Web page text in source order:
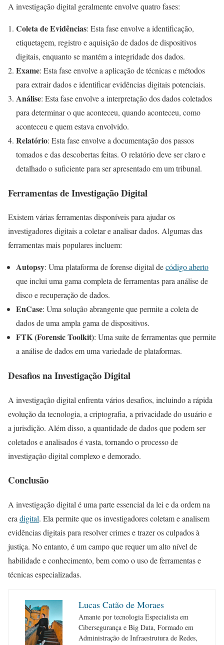
A investigação digital geralmente envolve quatro fases:
Coleta de Evidências: Esta fase envolve a identificação,
etiquetagem, registro e aquisição de dados de dispositivos
digitais, enquanto se mantém a integridade dos dados.
Exame: Esta fase envolve a aplicação de técnicas e métodos
para extrair dados e identificar evidências digitais potenciais.
Análise: Esta fase envolve a interpretação dos dados coletados
para determinar o que aconteceu, quando aconteceu, como
aconteceu e quem estava envolvido.
Relatório: Esta fase envolve a documentação dos passos
tomados e das descobertas feitas. O relatório deve ser claro e
detalhado o suficiente para ser apresentado em um tribunal.
Ferramentas de Investigação Digital
Existem várias ferramentas disponíveis para ajudar os
investigadores digitais a coletar e analisar dados. Algumas das
ferramentas mais populares incluem:
Autopsy: Uma plataforma de forense digital decódigo aberto
que inclui uma gama completa de ferramentas para análise de
disco e recuperação de dados.
EnCase: Uma solução abrangente que permite a coleta de
dados de uma ampla gama de dispositivos.
FTK (Forensic Toolkit): Uma suíte de ferramentas que permite
a análise de dados em uma variedade de plataformas.
Desafios na Investigação Digital
A investigação digital enfrenta vários desafios, incluindo a rápida
evolução da tecnologia, a criptografia, a privacidade do usuário e
a jurisdição. Além disso, a quantidade de dados que podem ser
coletados e analisados é vasta, tornando o processo de
investigação digital complexo e demorado.
Conclusão
A investigação digital é uma parte essencial da lei e da ordem na
era digital. Ela permite que os investigadores coletam e analisem
evidências digitais para resolver crimes e trazer os culpados à
justiça. No entanto, é um campo que requer um alto nível de
habilidade e conhecimento, bem como o uso de ferramentas e
técnicas especializadas.
Lucas Catão de Moraes
Amante por tecnologia Especialista em
Cibersegurança e Big Data, Formado em
Administração de Infraestrutura de Redes,